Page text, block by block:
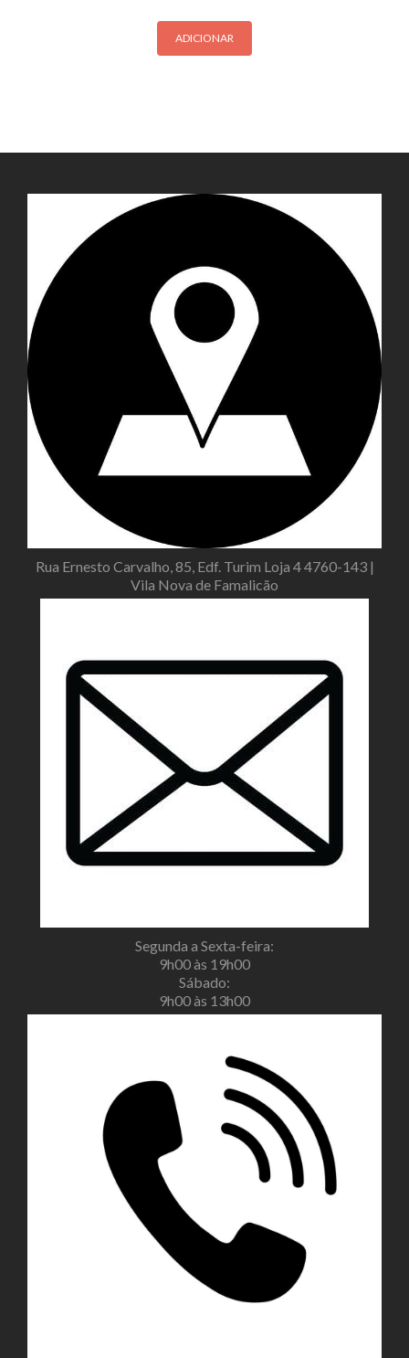
ADICIONAR
Rua Ernesto Carvalho, 85, Edf. Turim Loja 4 4760-143 |
Vila Nova de Famalicão
Segunda a Sexta-feira:
9h00 às 19h00
Sábado:
9h00 às 13h00